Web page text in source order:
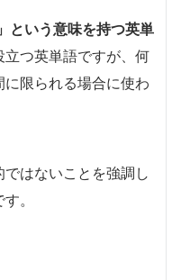
という意味を持つ英単
つ英単語ですが、何
限られる場合に使わ
はないことを強調し
。